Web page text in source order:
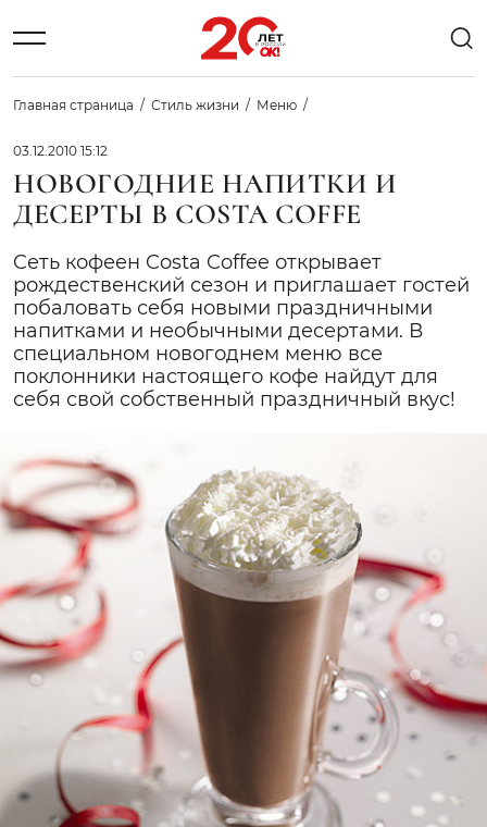
Главная страница Стиль жизни Меню
03.12.2010 15:12
НОВОГОДНИЕ НАПИТКИ И
ДЕСЕРТЫ В COSTA COFFE
Cеть кофеен Costa Coffee открывает
рождественский сезон и приглашает гостей
побаловать себя новыми праздничными
напитками и необычными десертами. В
специальном новогоднем меню все
поклонники настоящего кофе найдут для
себя свой собственный праздничный вкус!